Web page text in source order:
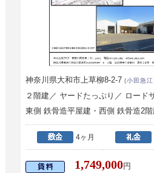
神奈川県大和市上草柳8-2-7(小田急
２階建／ ヤードたっぷり／ ロー
東側 鉄骨造平屋建・西側 鉄骨造2階
4ヶ月
1,749,000円